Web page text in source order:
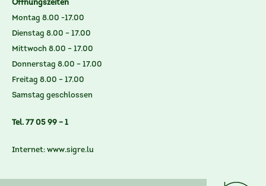
Öffnungszeiten
Montag 8.00 -17.00
Dienstag 8.00 – 17.00
Mittwoch 8.00 – 17.00
Donnerstag 8.00 – 17.00
Freitag 8.00 – 17.00
Samstag geschlossen
Tel. 77 05 99 – 1
Internet: www.sigre.lu